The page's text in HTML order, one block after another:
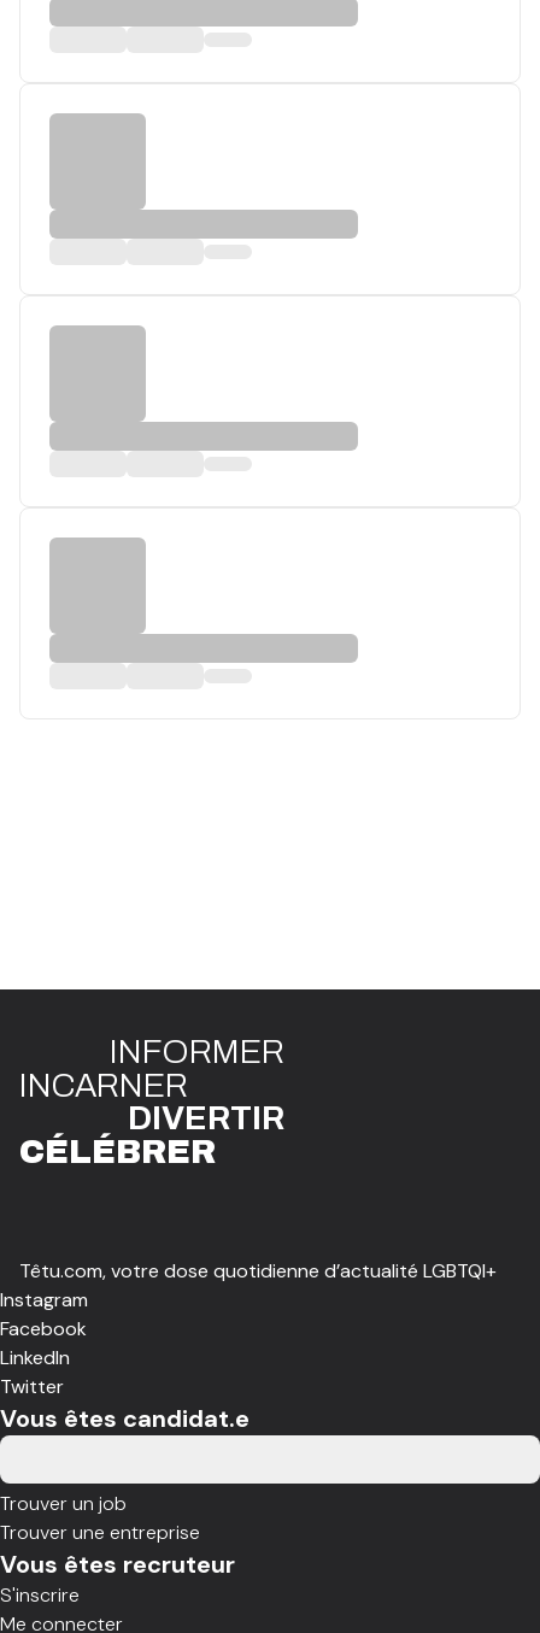
INFORMER
INCARNER
DIVERTIR
CÉLÉBRER
Têtu.com, votre dose quotidienne d’actualité LGBTQI+
Instagram
Facebook
LinkedIn
Twitter
Vous êtes candidat.e
Trouver un job
Trouver une entreprise
Vous êtes recruteur
S'inscrire
Me connecter